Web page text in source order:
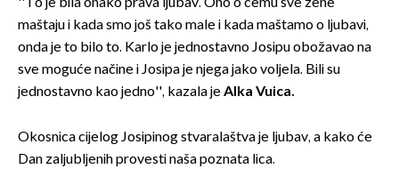
maštaju i kada smo još tako male i kada maštamo o ljubavi,
onda je to bilo to. Karlo je jednostavno Josipu obožavao na
sve moguće načine i Josipa je njega jako voljela. Bili su
jednostavno kao jedno'', kazala jeAlka Vuica.
Okosnica cijelog Josipinog stvaralaštva je ljubav, a kako će
Dan zaljubljenih provesti naša poznata lica.